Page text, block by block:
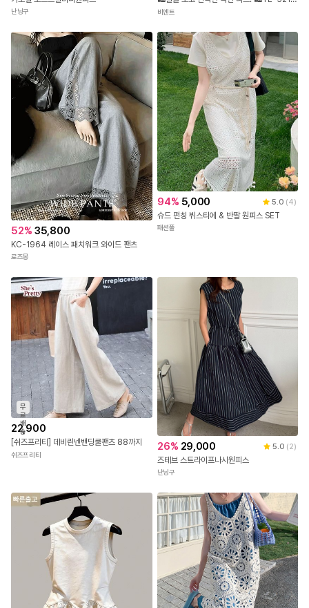
난닝구 비엔트
52% 35,800
KC-1964 레이스 패치워크 와이드 팬츠
로즈몽
94% 5,000 5.0 (4)
슈드 펀칭 뷔스티에 & 반팔 원피스 SET
패션풀
무
료
배
송
22,900
[쉬즈프리티] 데비린넨밴딩쿨팬츠 88까지
쉬즈프리티
26% 29,000 5.0 (2)
즈테브 스트라이프나시원피스
난닝구